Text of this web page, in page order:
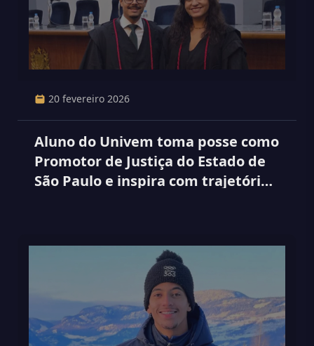
20 fevereiro 2026
Aluno do Univem toma posse como
Promotor de Justiça do Estado de
São Paulo e inspira com trajetória